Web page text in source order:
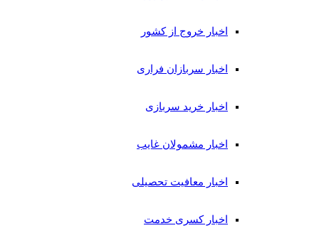
اخبار خروج از کشور
اخبار سربازان فراری
اخبار خرید سربازی
اخبار مشمولان غایب
اخبار معافیت تحصیلی
اخبار کسری خدمت